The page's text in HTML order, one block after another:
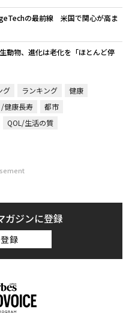
の最前線 米国で関心が高ま
動物、進化は老化を「ほとんど停
グ ランキング
健康
健康長寿
都市
QOL/生活の質
ガジンに登録
録